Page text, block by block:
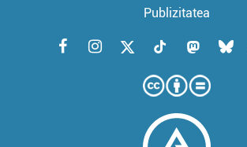
Publizitatea